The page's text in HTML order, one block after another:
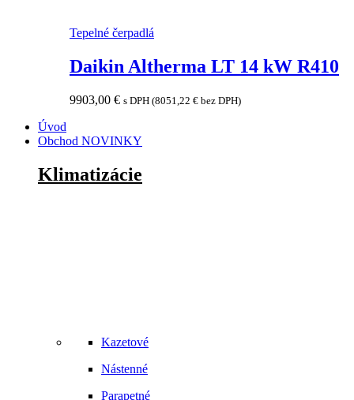
Tepelné čerpadlá
Daikin Altherma LT 14 kW R410
9903,00 € s DPH (8051,22 € bez DPH)
Úvod
Obchod NOVINKY
Klimatizácie
Kazetové
Nástenné
Parapetné